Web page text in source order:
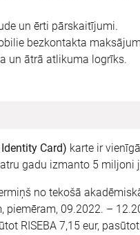
un ērti pārskaitījumi.
bezkontakta
un ātrā atlikuma logrīks.
Card) karte ir
gadu izmanto 5 miljoni
no tekošā
piemēram, 09.2022. –
RISEBA 7,15 eur,